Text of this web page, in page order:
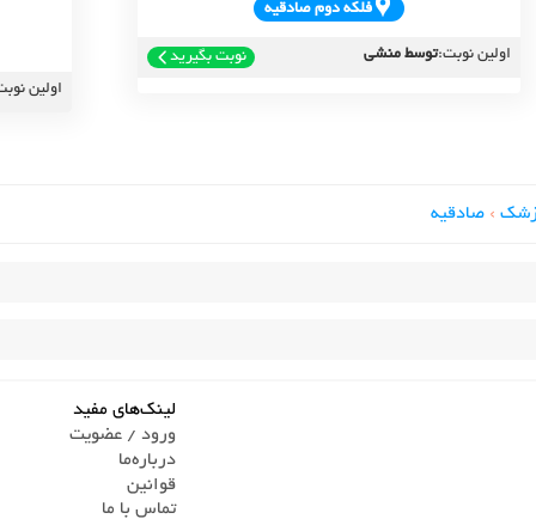
فلکه دوم صادقيه
اولین نوبت:توسط منشی نوبت بگیرید
اولین
›صادقیه
لینک‌های مفید
ورود / عضویت
درباره‌ما
قوانین
تماس ‌با ما